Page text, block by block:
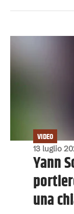
13 luglio
VIDEO
Yann
una